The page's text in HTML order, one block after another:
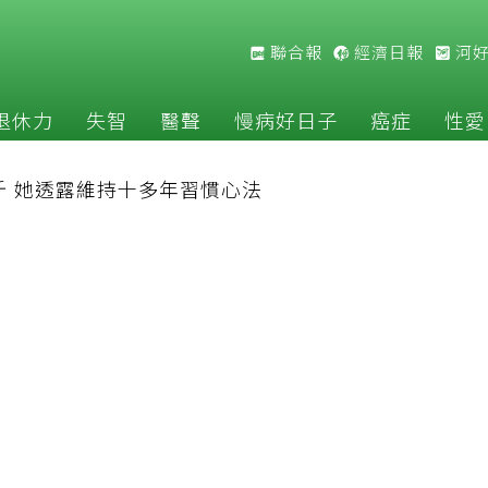
聯合報 經濟日報 河
休力 失智 醫聲 慢病好日子 癌症 性愛
她透露維持十多年習慣心法